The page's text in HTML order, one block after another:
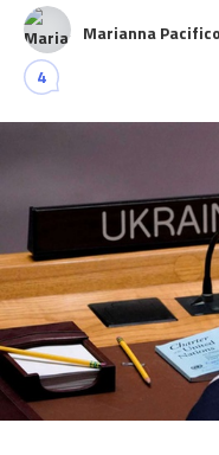
Marianna Pacifico
4